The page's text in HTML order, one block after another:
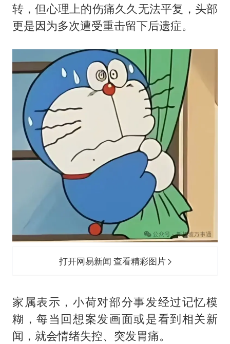
转，但心理上的伤痛久久无法平复，头部
更是因为多次遭受重击留下后遗症。
打开网易新闻 查看精彩图片
家属表示，小荷对部分事发经过记忆模
糊，每当回想案发画面或是看到相关新
闻，就会情绪失控、突发胃痛。